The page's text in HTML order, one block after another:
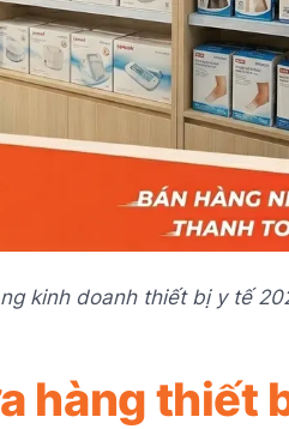
kinh doanh thiết bị y tế
hàng thiết